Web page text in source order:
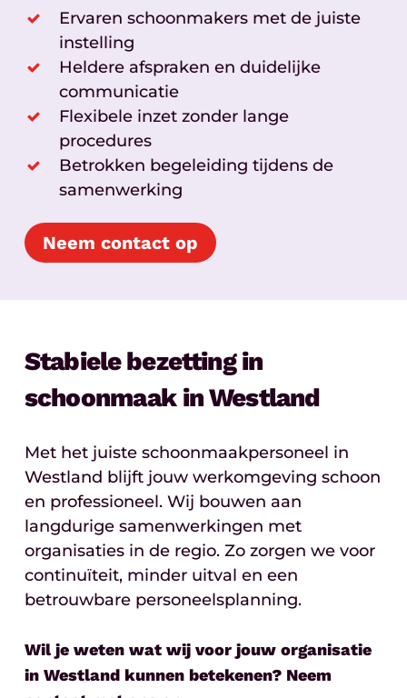
Ervaren schoonmakers met de juiste
instelling
Heldere afspraken en duidelijke
communicatie
Flexibele inzet zonder lange
procedures
Betrokken begeleiding tijdens de
samenwerking
Neem contact op
Stabiele bezetting in
schoonmaak in Westland
Met het juiste schoonmaakpersoneel in
Westland blijft jouw werkomgeving schoon
en professioneel. Wij bouwen aan
langdurige samenwerkingen met
organisaties in de regio. Zo zorgen we voor
continuïteit, minder uitval en een
betrouwbare personeelsplanning.
Wil je weten wat wij voor jouw organisatie
in Westland kunnen betekenen? Neem